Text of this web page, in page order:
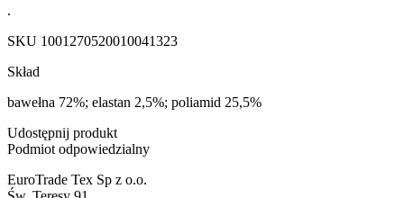
.
SKU 1001270520010041323
Skład
bawełna 72%; elastan 2,5%; poliamid 25,5%
Udostępnij produkt
Podmiot odpowiedzialny
EuroTrade Tex Sp z o.o.